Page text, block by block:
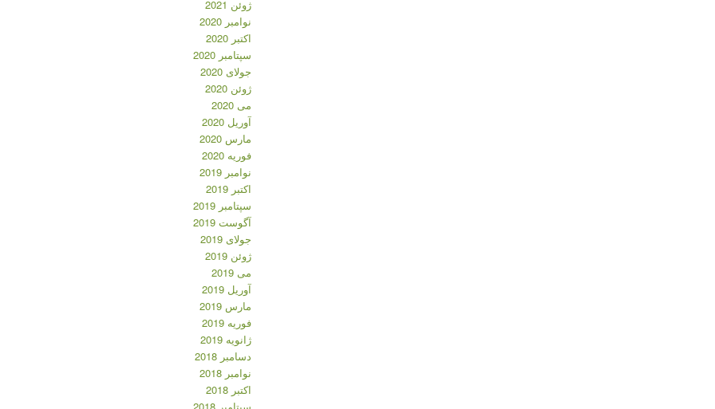
ژوئن 2021
نوامبر 2020
اکتبر 2020
سپتامبر 2020
جولای 2020
ژوئن 2020
می 2020
آوریل 2020
مارس 2020
فوریه 2020
نوامبر 2019
اکتبر 2019
سپتامبر 2019
آگوست 2019
جولای 2019
ژوئن 2019
می 2019
آوریل 2019
مارس 2019
فوریه 2019
ژانویه 2019
دسامبر 2018
نوامبر 2018
اکتبر 2018